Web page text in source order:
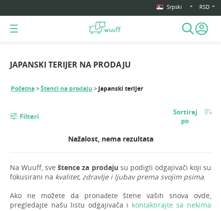
Srpski RSD
JAPANSKI TERIJER NA PRODAJU
Početna Štenci na prodaju Japanski terijer
Filteri
Sortiraj
po
Nažalost, nema rezultata
Na Wuuff, sveštence za prodaju su podigli odgajivači koji su
fokusirani na kvalitet, zdravlje i ljubav prema svojim psima.
Ako ne možete da pronađete štene vaših snova ovde,
pregledajte našu listu odgajivača i kontaktirajte sa nekima